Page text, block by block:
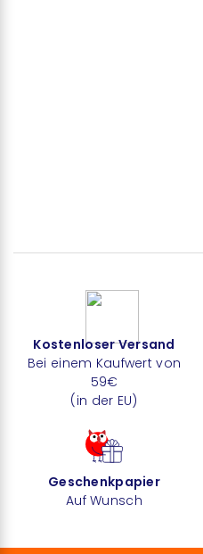
Kostenloser Versand
Bei einem Kaufwert von
59€
(in der EU)
Geschenkpapier
Auf Wunsch